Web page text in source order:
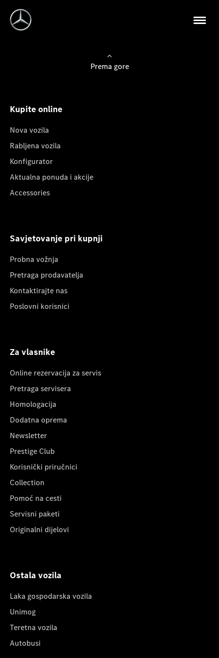
Prema gore
Kupite online
Nova vozila
Rabljena vozila
Konfigurator
Aktualna ponuda i akcije
Accessories
Savjetovanje pri kupnji
Probna vožnja
Pretraga prodavatelja
Kontaktirajte nas
Poslovni korisnici
Za vlasnike
Online rezervacija za servis
Pretraga servisera
Homologacija
Dodatna oprema
Newsletter
Prestige Club
Korisnički priručnici
Collection
Pomoć na cesti
Servisni paketi
Originalni dijelovi
Ostala vozila
Laka gospodarska vozila
Unimog
Teretna vozila
Autobusi